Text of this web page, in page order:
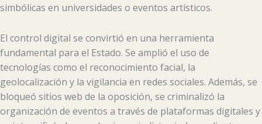
simbólicas en universidades o eventos artísticos.
El control digital se convirtió en una herramienta
fundamental para el Estado. Se amplió el uso de
tecnologías como el reconocimiento facial, la
geolocalización y la vigilancia en redes sociales. Además, se
bloqueó sitios web de la oposición, se criminalizó la
organización de eventos a través de plataformas digitales y